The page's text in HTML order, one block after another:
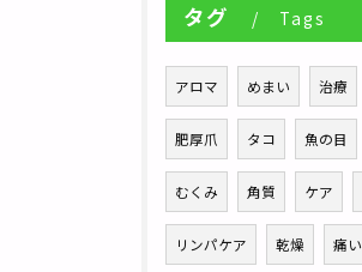
タグ Tags
アロマ めまい 治療
肥厚爪 タコ 魚の目
むくみ 角質 ケア
リンパケア 乾燥 痛い